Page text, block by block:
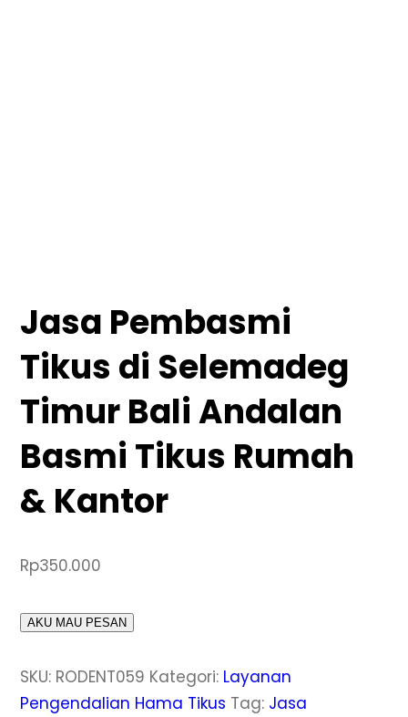
Jasa Pembasmi
Tikus di Selemadeg
Timur Bali Andalan
Basmi Tikus Rumah
& Kantor
Rp350.000
AKU MAU PESAN
SKU: RODENT059 Kategori: Layanan
Pengendalian Hama Tikus Tag: Jasa